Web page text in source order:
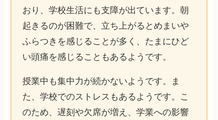
おり、学校生活にも支障が出ています。朝
起きるのが困難で、立ち上がるとめまいや
ふらつきを感じることが多く、たまにひど
い頭痛を感じることもあるようです。
授業中も集中力が続かないようです。ま
た、学校でのストレスもあるようです。こ
のため、遅刻や欠席が増え、学業への影響